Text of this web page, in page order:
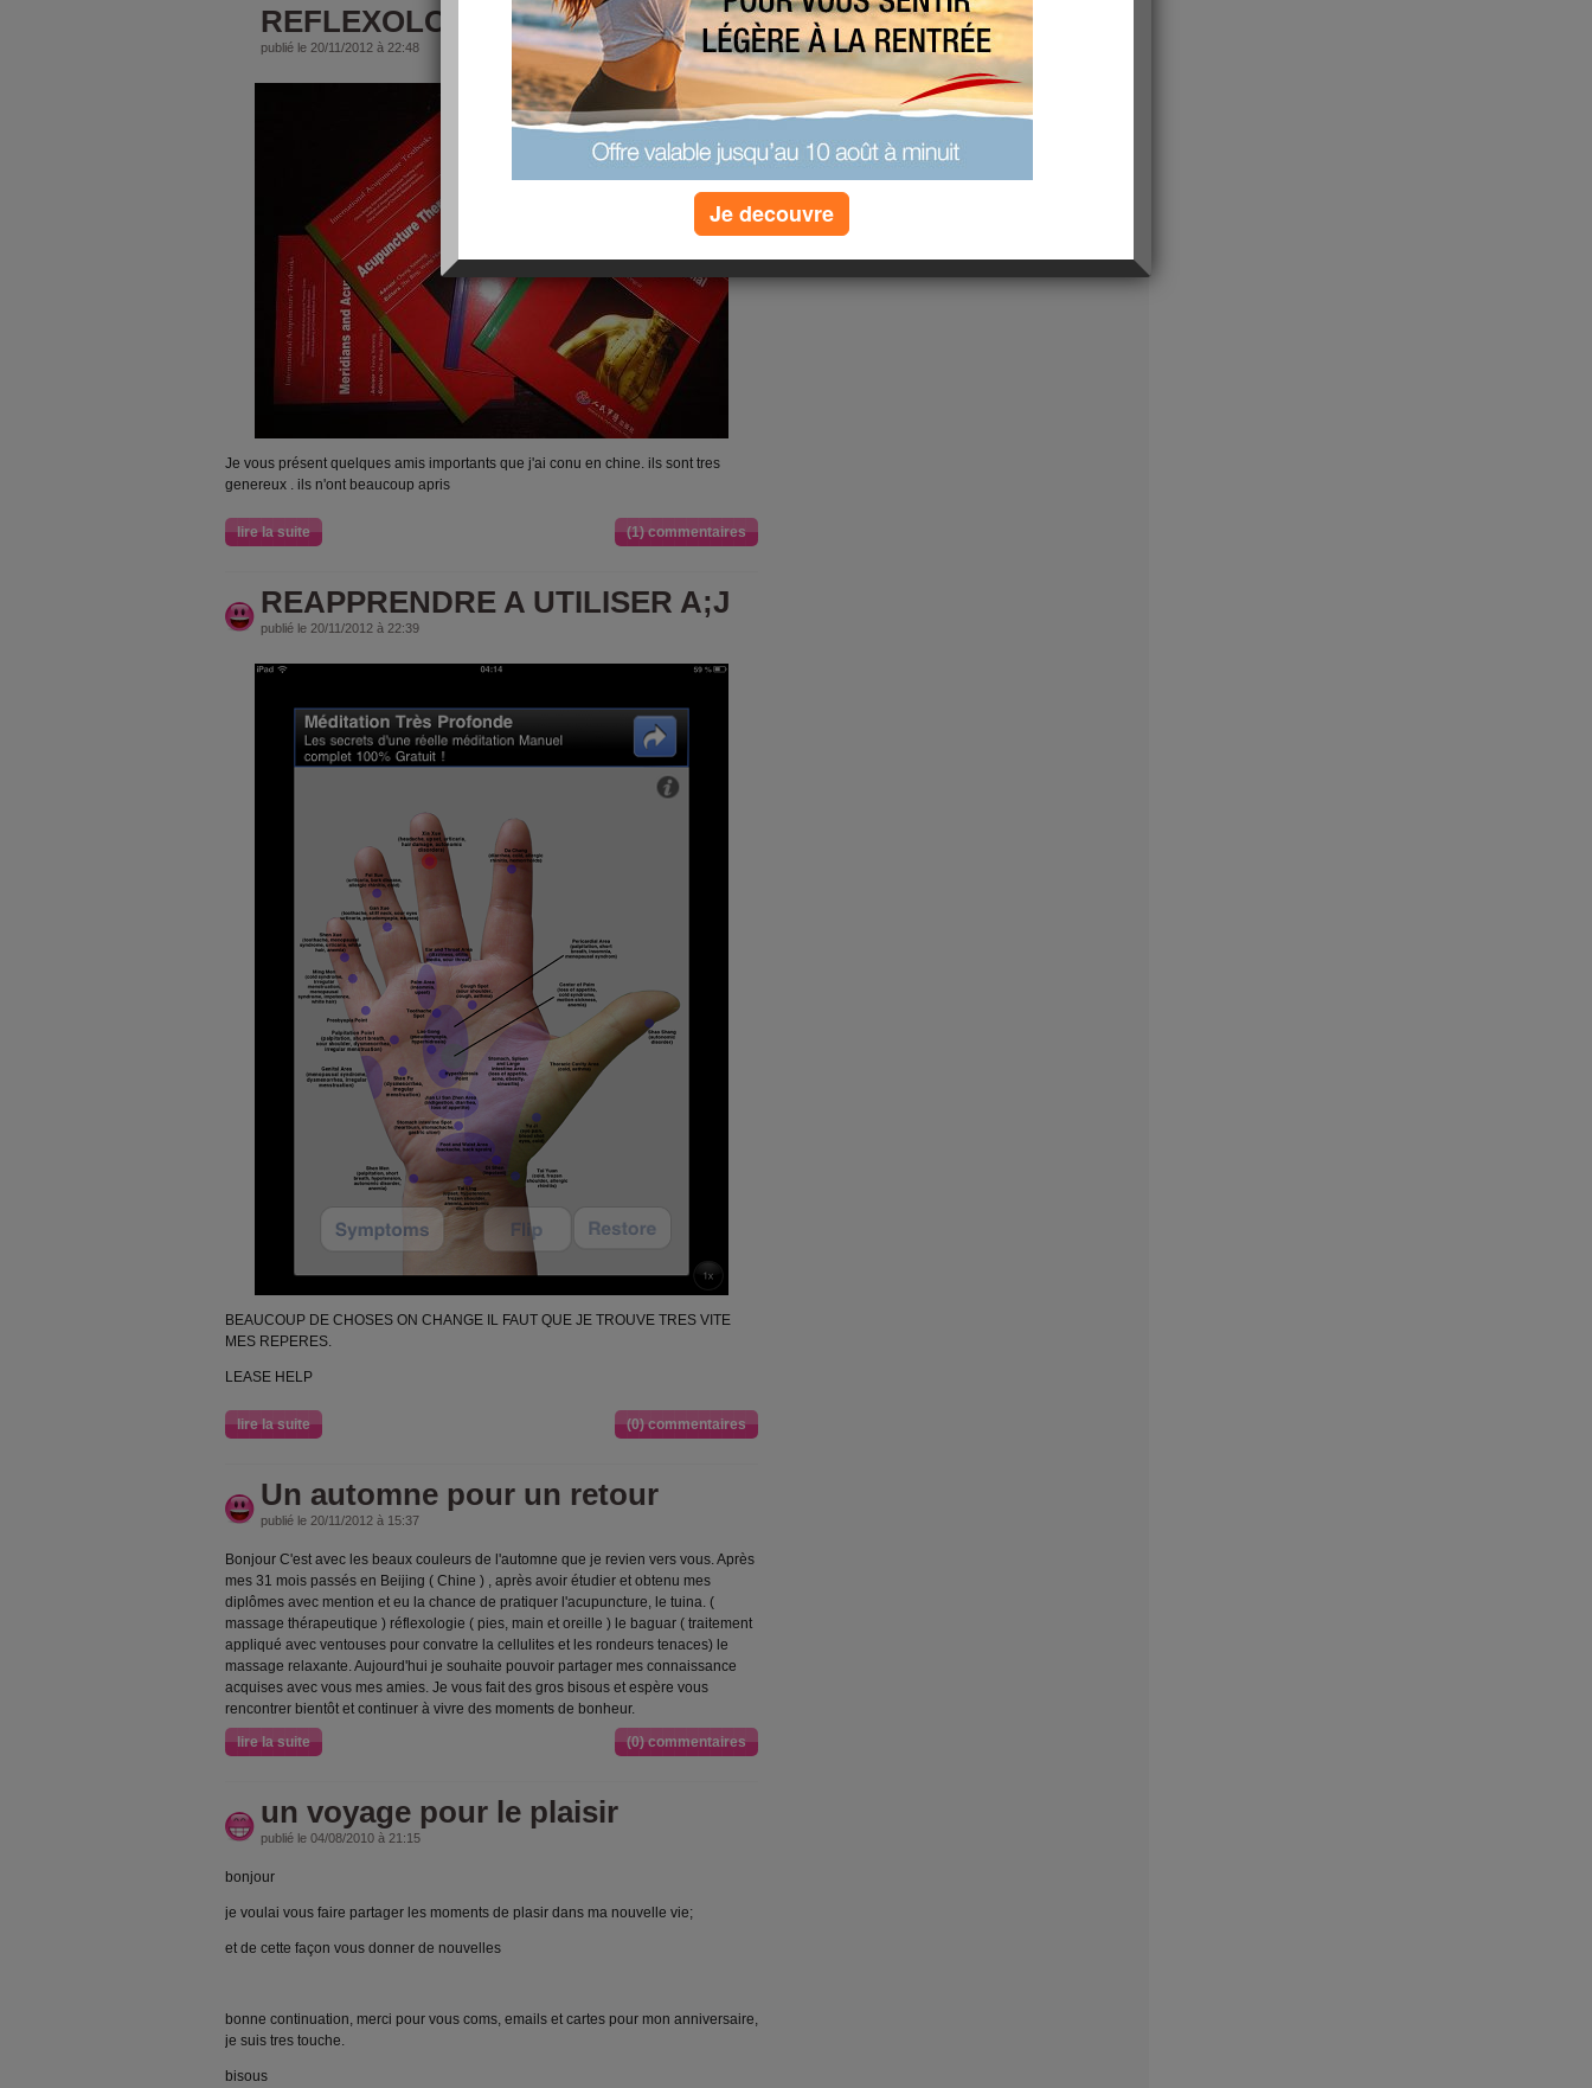
REFLEXOLOGIE MON METIER
publié le 20/11/2012 à 22:48
Je vous présent quelques amis importants que j'ai conu en chine. ils sont tres
genereux . ils n'ont beaucoup apris
lire la suite (1) commentaires
REAPPRENDRE A UTILISER A;J
publié le 20/11/2012 à 22:39
BEAUCOUP DE CHOSES ON CHANGE IL FAUT QUE JE TROUVE TRES VITE
MES REPERES.
LEASE HELP
lire la suite (0) commentaires
Un automne pour un retour
publié le 20/11/2012 à 15:37
Bonjour C'est avec les beaux couleurs de l'automne que je revien vers vous. Après
mes 31 mois passés en Beijing ( Chine ) , après avoir étudier et obtenu mes
diplômes avec mention et eu la chance de pratiquer l'acupuncture, le tuina. (
massage thérapeutique ) réflexologie ( pies, main et oreille ) le baguar ( traitement
appliqué avec ventouses pour convatre la cellulites et les rondeurs tenaces) le
massage relaxante. Aujourd'hui je souhaite pouvoir partager mes connaissance
acquises avec vous mes amies. Je vous fait des gros bisous et espère vous
rencontrer bientôt et continuer à vivre des moments de bonheur.
lire la suite
(0) commentaires
un voyage pour le plaisir
publié le 04/08/2010 à 21:15
bonjour
je voulai vous faire partager les moments de plasir dans ma nouvelle vie;
et de cette façon vous donner de nouvelles
bonne continuation, merci pour vous coms, emails et cartes pour mon anniversaire,
je suis tres touche.
bisous
Je decouvre